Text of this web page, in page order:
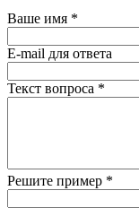
Ваше имя *
E-mail для ответа
Текст вопроса *
Решите пример *